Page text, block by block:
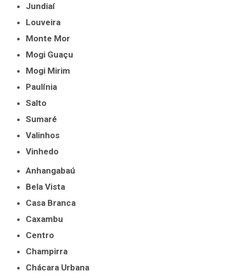
Jundiaí
Louveira
Monte Mor
Mogi Guaçu
Mogi Mirim
Paulínia
Salto
Sumaré
Valinhos
Vinhedo
Anhangabaú
Bela Vista
Casa Branca
Caxambu
Centro
Champirra
Chácara Urbana